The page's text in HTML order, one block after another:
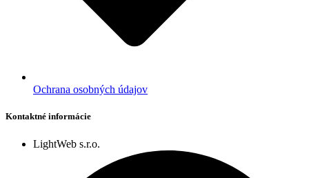
Ochrana osobných údajov
Kontaktné informácie
LightWeb s.r.o.